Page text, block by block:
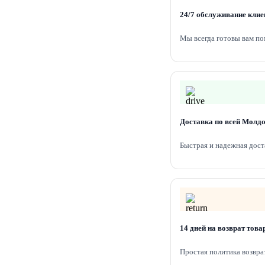
24/7 обслуживание
Мы всегда готовы вам
Доставка по всей
Быстрая и надежная
14 дней на возврат
Простая политика